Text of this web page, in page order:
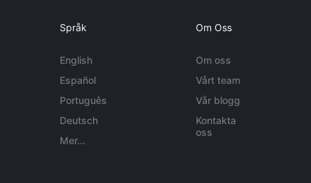
Språk
English
Español
Português
Deutsch
Mer...
Om Oss
Om oss
Vårt team
Vår blogg
Kontakta
oss